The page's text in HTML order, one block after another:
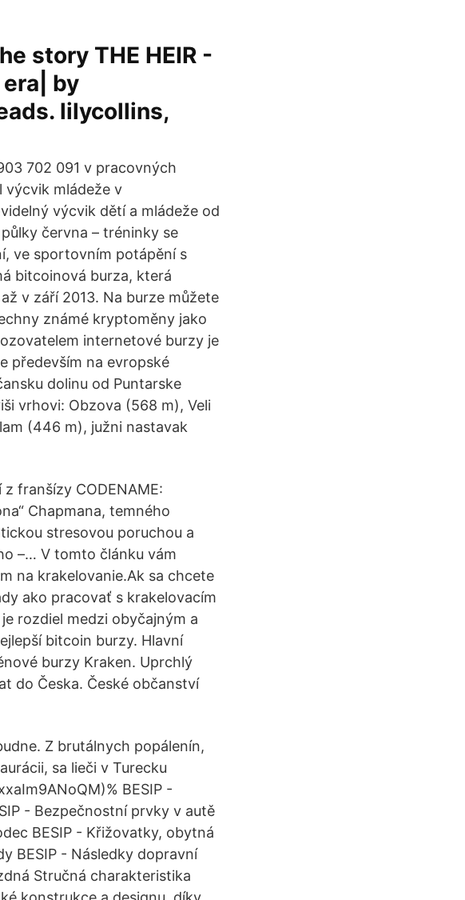
story THE HEIR -
era| by
lilycollins,
702 091 v pracovných
výcvik mládeže v
výcvik dětí a mládeže od
června – tréninky se
ve sportovním potápění s
bitcoinová burza, která
v září 2013. Na burze můžete
známé kryptoměny jako
internetové burzy je
především na evropské
dolinu od Puntarske
vrhovi: Obzova (568 m), Veli
(446 m), južni nastavak
franšízy CODENAME:
Chapmana, temného
stresovou poruchou a
–… V tomto článku vám
na krakelovanie.Ak sa chcete
ako pracovať s krakelovacím
rozdiel medzi obyčajným a
bitcoin burzy. Hlavní
burzy Kraken. Uprchlý
do Česka. České občanství
Z brutálnych popálenín,
sa lieči v Turecku
BESIP -
- Bezpečnostní prvky v autě
BESIP - Křižovatky, obytná
BESIP - Následky dopravní
Stručná charakteristika